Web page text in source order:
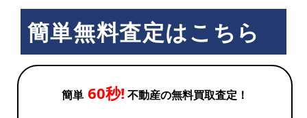
簡単無料査定はこちら
簡単 60秒! 不動産の無料買取査定！